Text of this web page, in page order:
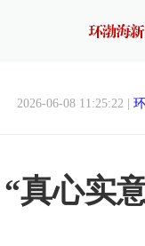
2026-06-08 11:25:22 |
“真心实